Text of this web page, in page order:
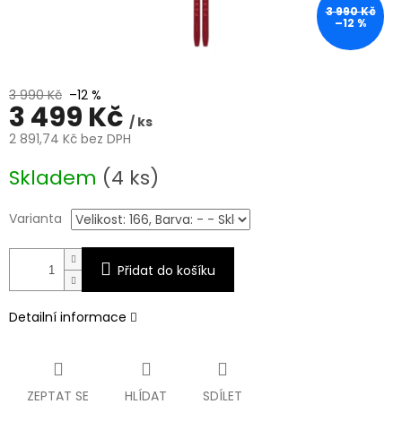
3 990 Kč
–12 %
3 990 Kč –12 %
3 499 Kč / ks
2 891,74 Kč bez DPH
cena:
Skladem (4 ks)
Varianta
Přidat do košíku
Detailní informace
ZEPTAT SE HLÍDAT SDÍLET